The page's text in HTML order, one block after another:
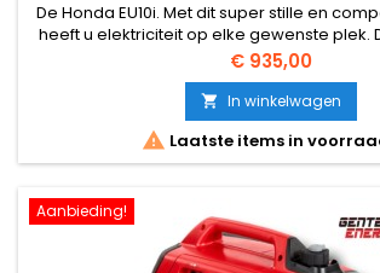
De Honda EU10i. Met dit super stille en
heeft u elektriciteit op elke gewenste plek.
Inverter-Techniek heeft het aggregaat een
en spanningsnauwkeurigheid. Daardoor
overal toepasbaar. Door het lage gewicht is
handzaam.
Prijs
€ 935,00
 In winkelwagen
 Laatste items in
Aanbieding!